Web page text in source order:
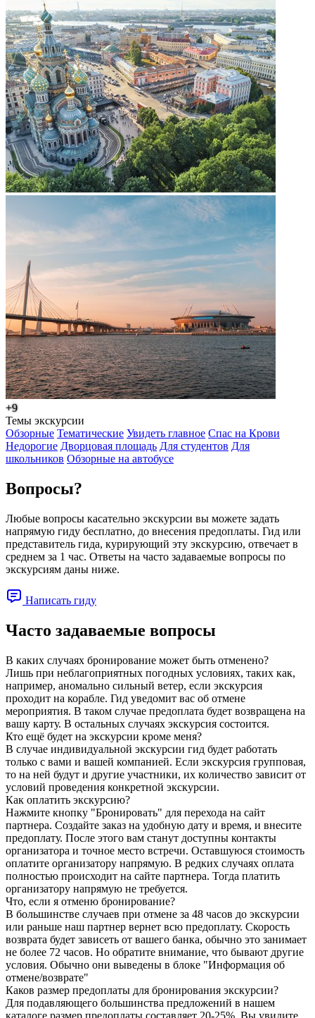
+9
Темы экскурсии
Обзорные Тематические Увидеть главное Спас на Крови
Недорогие Дворцовая площадь Для студентов Для
школьников Обзорные на автобусе
Вопросы?
Любые вопросы касательно экскурсии вы можете задать
напрямую гиду бесплатно, до внесения предоплаты. Гид или
представитель гида, курирующий эту экскурсию, отвечает в
среднем за 1 час. Ответы на часто задаваемые вопросы по
экскурсиям даны ниже.
Написать гиду
Часто задаваемые вопросы
В каких случаях бронирование может быть отменено?
Лишь при неблагоприятных погодных условиях, таких как,
например, аномально сильный ветер, если экскурсия
проходит на корабле. Гид уведомит вас об отмене
мероприятия. В таком случае предоплата будет возвращена на
вашу карту. В остальных случаях экскурсия состоится.
Кто ещё будет на экскурсии кроме меня?
В случае индивидуальной экскурсии гид будет работать
только с вами и вашей компанией. Если экскурсия групповая,
то на ней будут и другие участники, их количество зависит от
условий проведения конкретной экскурсии.
Как оплатить экскурсию?
Нажмите кнопку "Бронировать" для перехода на сайт
партнера. Создайте заказ на удобную дату и время, и внесите
предоплату. После этого вам станут доступны контакты
организатора и точное место встречи. Оставшуюся стоимость
оплатите организатору напрямую. В редких случаях оплата
полностью происходит на сайте партнера. Тогда платить
организатору напрямую не требуется.
Что, если я отменю бронирование?
В большинстве случаев при отмене за 48 часов до экскурсии
или раньше наш партнер вернет всю предоплату. Скорость
возврата будет зависеть от вашего банка, обычно это занимает
не более 72 часов. Но обратите внимание, что бывают другие
условия. Обычно они выведены в блоке "Информация об
отмене/возврате"
Каков размер предоплаты для бронирования экскурсии?
Для подавляющего большинства предложений в нашем
каталоге размер предоплаты составляет 20-25%. Вы увидите